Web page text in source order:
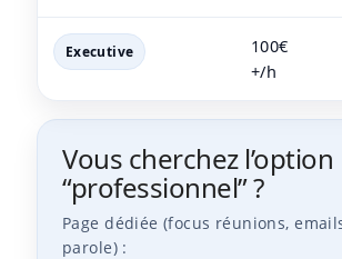
Executive
100€
+/h
Vous cherchez l’option
“professionnel” ?
Page dédiée (focus réunions,
parole) :